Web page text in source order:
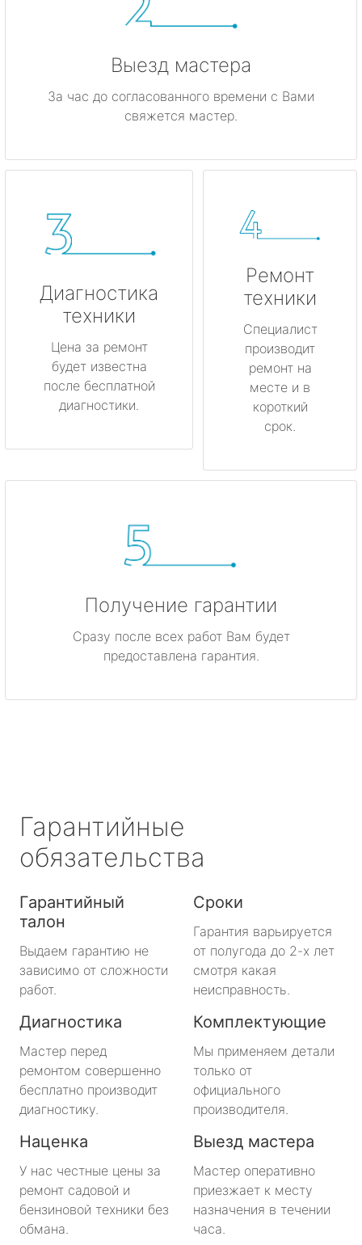
Выезд мастера
За час до согласованного времени с Вами
свяжется мастер.
Диагностика
техники
Цена за ремонт
будет известна
после бесплатной
диагностики.
Ремонт
техники
Специалист
производит
ремонт на
месте и в
короткий
срок.
Получение гарантии
Сразу после всех работ Вам будет
предоставлена гарантия.
Гарантийные
обязательства
Гарантийный
талон
Выдаем гарантию не
зависимо от сложности
работ.
Сроки
Гарантия варьируется
от полугода до 2-х лет
смотря какая
неисправность.
Диагностика
Мастер перед
ремонтом совершенно
бесплатно производит
диагностику.
Комплектующие
Мы применяем детали
только от
официального
производителя.
Наценка
У нас честные цены за
ремонт садовой и
бензиновой техники без
обмана.
Выезд мастера
Мастер оперативно
приезжает к месту
назначения в течении
часа.